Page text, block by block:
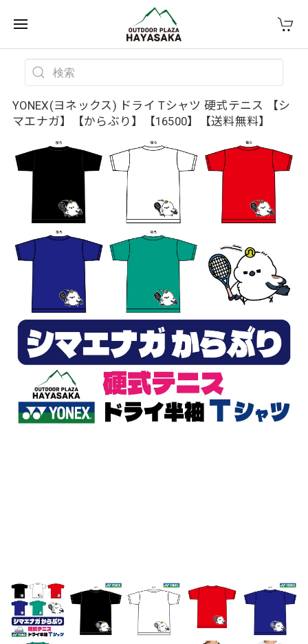
YONEX(ヨネックス) ドライ Tシャツ 硬式テニス 【シ
マエナガ】【からぶり】【16500】【送料無料】